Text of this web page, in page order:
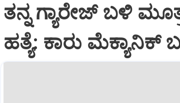
ತನ್ನ ಗ್ಯಾರೇಜ್ ಬಳಿ
ಹತ್ಯೆ: ಕಾರು ಮೆಕ್ಯಾನಿಕ್